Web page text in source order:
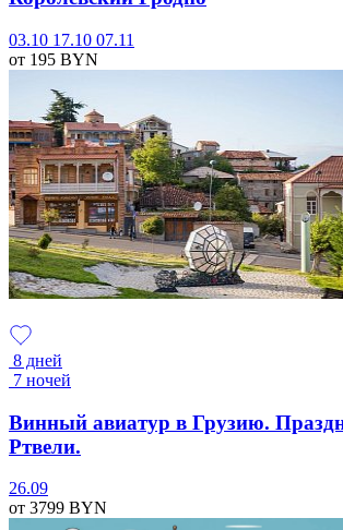
03.10 17.10 07.11
от 195 BYN
8 дней
7 ночей
Винный авиатур в Грузию.
Ртвели.
26.09
от 3799 BYN